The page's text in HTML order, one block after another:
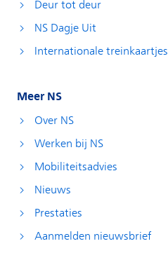
Deur tot deur
NS Dagje Uit
Internationale treinkaartjes
Meer NS
Over NS
Werken bij NS
Mobiliteitsadvies
Nieuws
Prestaties
Aanmelden nieuwsbrief